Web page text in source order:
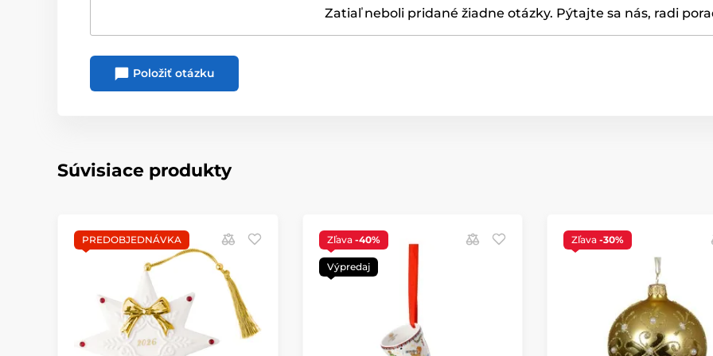
Zatiaľ neboli pridané žiadne otázky. Pýtajte sa nás, radi
Položiť otázku
Súvisiace produkty
PREDOBJEDNÁVKA Zľava -40%
Výpredaj
Zľava -30%